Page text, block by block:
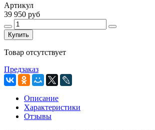
Артикул
39 950 руб
Купить
Товар отсутствует
Предзаказ
Описание
Характеристики
Отзывы